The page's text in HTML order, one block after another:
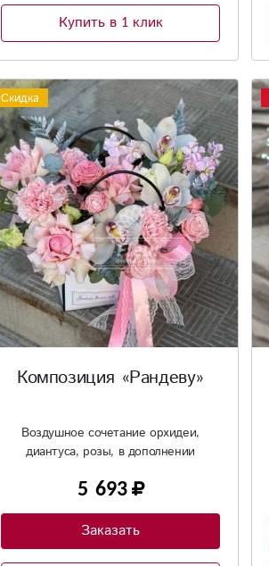
Купить в 1 клик
Скидка
Композиция «Рандеву»
Воздушное сочетание орхидеи,
диантуса, розы, в дополнении
5 693
Заказать